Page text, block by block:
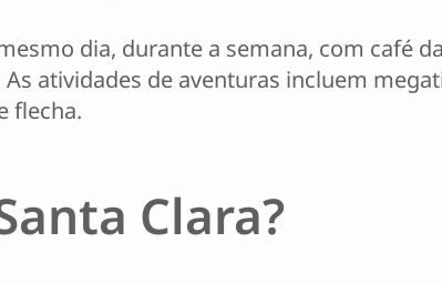
dia, durante a semana, com café
atividades de aventuras incluem
flecha.
Clara?